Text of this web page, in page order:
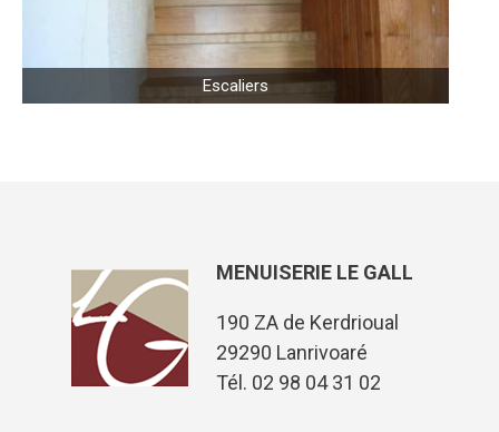
Escaliers
MENUISERIE LE GALL
190 ZA de Kerdrioual
29290 Lanrivoaré
Tél. 02 98 04 31 02